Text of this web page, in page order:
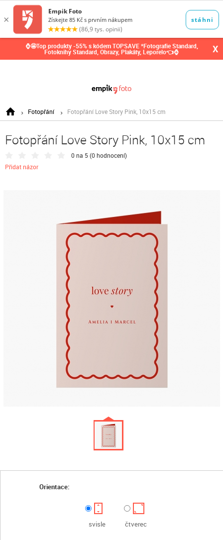
⌚🤩Top produkty -55% s kódem TOPSAVE *Fotografie Standard,
Fotoknihy Standard, Obrazy, Plakáty, Leporelo👈⌚ X
Fotopřání Fotopřání Love Story Pink, 10x15 cm
Fotopřání Love Story Pink, 10x15 cm
0 na 5 (0 hodnocení)
Přidat názor
Orientace:
svisle čtverec